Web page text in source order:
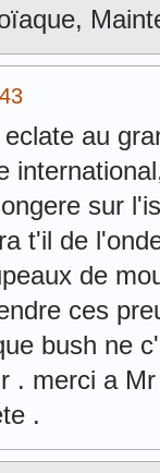
au
sur
t'il de
de
ces
bush ne
. merci a
.